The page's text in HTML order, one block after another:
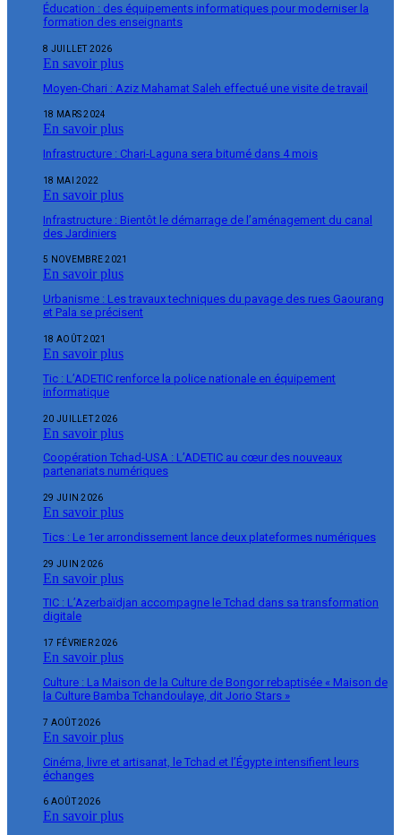
Éducation : des équipements informatiques pour moderniser la
formation des enseignants
8 JUILLET 2026
En savoir plus
Moyen-Chari : Aziz Mahamat Saleh effectué une visite de travail
18 MARS 2024
En savoir plus
Infrastructure : Chari-Laguna sera bitumé dans 4 mois
18 MAI 2022
En savoir plus
Infrastructure : Bientôt le démarrage de l’aménagement du canal
des Jardiniers
5 NOVEMBRE 2021
En savoir plus
Urbanisme : Les travaux techniques du pavage des rues Gaourang
et Pala se précisent
18 AOÛT 2021
En savoir plus
Tic : L’ADETIC renforce la police nationale en équipement
informatique
20 JUILLET 2026
En savoir plus
Coopération Tchad-USA : L’ADETIC au cœur des nouveaux
partenariats numériques
29 JUIN 2026
En savoir plus
Tics : Le 1er arrondissement lance deux plateformes numériques
29 JUIN 2026
En savoir plus
TIC : L’Azerbaïdjan accompagne le Tchad dans sa transformation
digitale
17 FÉVRIER 2026
En savoir plus
Culture : La Maison de la Culture de Bongor rebaptisée « Maison de
la Culture Bamba Tchandoulaye, dit Jorio Stars »
7 AOÛT 2026
En savoir plus
Cinéma, livre et artisanat, le Tchad et l’Égypte intensifient leurs
échanges
6 AOÛT 2026
En savoir plus